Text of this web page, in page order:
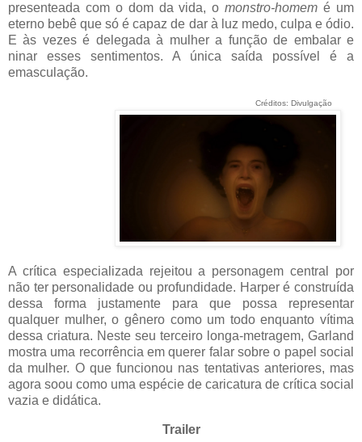
presenteada com o dom da vida, omonstro-homem é um
eterno bebê que só é capaz de dar à luz medo, culpa e ódio.
E às vezes é delegada à mulher a função de embalar e
ninar esses sentimentos. A única saída possível é a
emasculação.
Créditos: Divulgação
A crítica especializada rejeitou a personagem central por
não ter personalidade ou profundidade. Harper é construída
dessa forma justamente para que possa representar
qualquer mulher, o gênero como um todo enquanto vítima
dessa criatura. Neste seu terceiro longa-metragem, Garland
mostra uma recorrência em querer falar sobre o papel social
da mulher. O que funcionou nas tentativas anteriores, mas
agora soou como uma espécie de caricatura de crítica social
vazia e didática.
Trailer